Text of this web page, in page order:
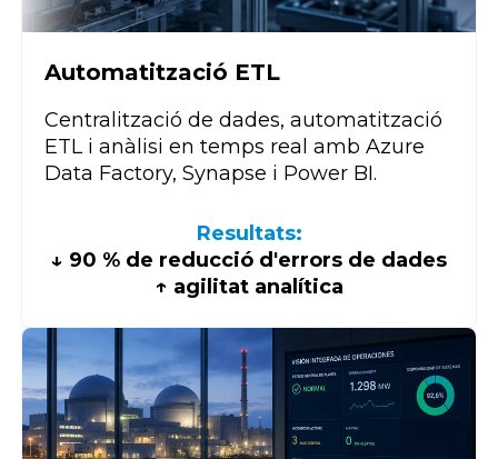
Automatització ETL
Centralització de dades, automatització
ETL i anàlisi en temps real amb Azure
Data Factory, Synapse i Power BI.
Resultats:
↓ 90 % de reducció d'errors de dades
↑ agilitat analítica